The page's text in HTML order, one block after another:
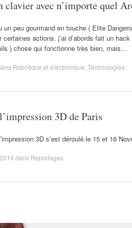
clavier avec n’importe quel
un peu gourmand en touche ( Elite
certaines actions. j’ai d’abords fait un
) chose qui fonctionne très bien, mais…
Robotique et électronique Technologies
3D de Paris
3D s’est déroulé le 15 et 16
dans Reportages